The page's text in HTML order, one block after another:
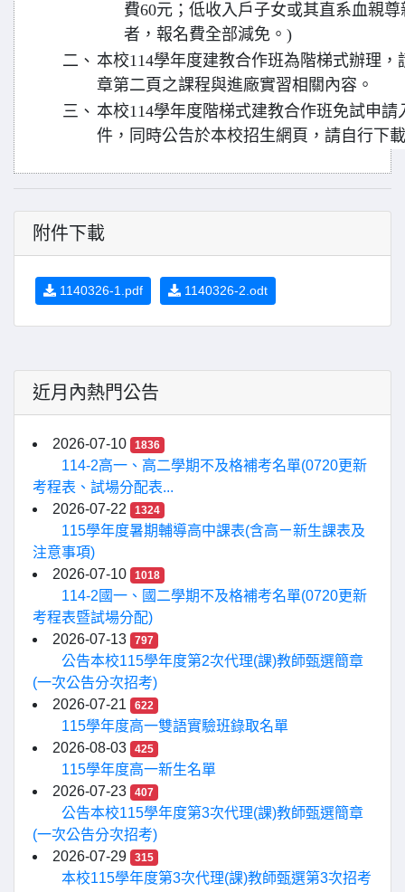
費60元；低收入戶子女或其直系血親
者，報名費全部減免。)
二、 本校114學年度建教合作班為階梯式辦理
章第二頁之課程與進廠實習相關內容。
三、 本校114學年度階梯式建教合作班免試申
件，同時公告於本校招生網頁，請自行下
附件下載
1140326-1.pdf 1140326-2.odt
近月內熱門公告
2026-07-10 1836
114-2高一、高二學期不及格補考名單(0720更新
考程表、試場分配表...
2026-07-22
1324
115學年度暑期輔導高中課表(含高ㄧ新生課表及
注意事項)
2026-07-10
1018
114-2國一、國二學期不及格補考名單(0720更新
考程表暨試場分配)
2026-07-13
797
公告本校115學年度第2次代理(課)教師甄選簡章
(一次公告分次招考)
2026-07-21
622
115學年度高一雙語實驗班錄取名單
2026-08-03
425
115學年度高一新生名單
2026-07-23
407
公告本校115學年度第3次代理(課)教師甄選簡章
(一次公告分次招考)
2026-07-29
315
本校115學年度第3次代理(課)教師甄選第3次招考